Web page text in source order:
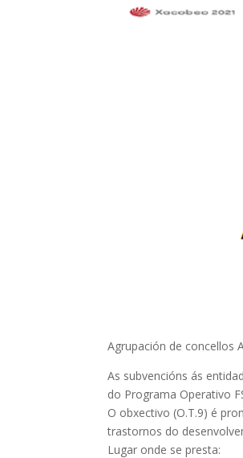
Agrupación de concellos
As subvencións ás
do Programa Operativo
O obxectivo (O.T.9) é
trastornos do
Lugar onde se presta: